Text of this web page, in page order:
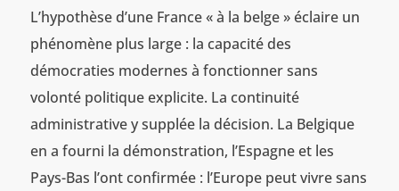
L’hypothèse d’une France « à la belge » éclaire un
phénomène plus large : la capacité des
démocraties modernes à fonctionner sans
volonté politique explicite. La continuité
administrative y supplée la décision. La Belgique
en a fourni la démonstration, l’Espagne et les
Pays-Bas l’ont confirmée : l’Europe peut vivre sans